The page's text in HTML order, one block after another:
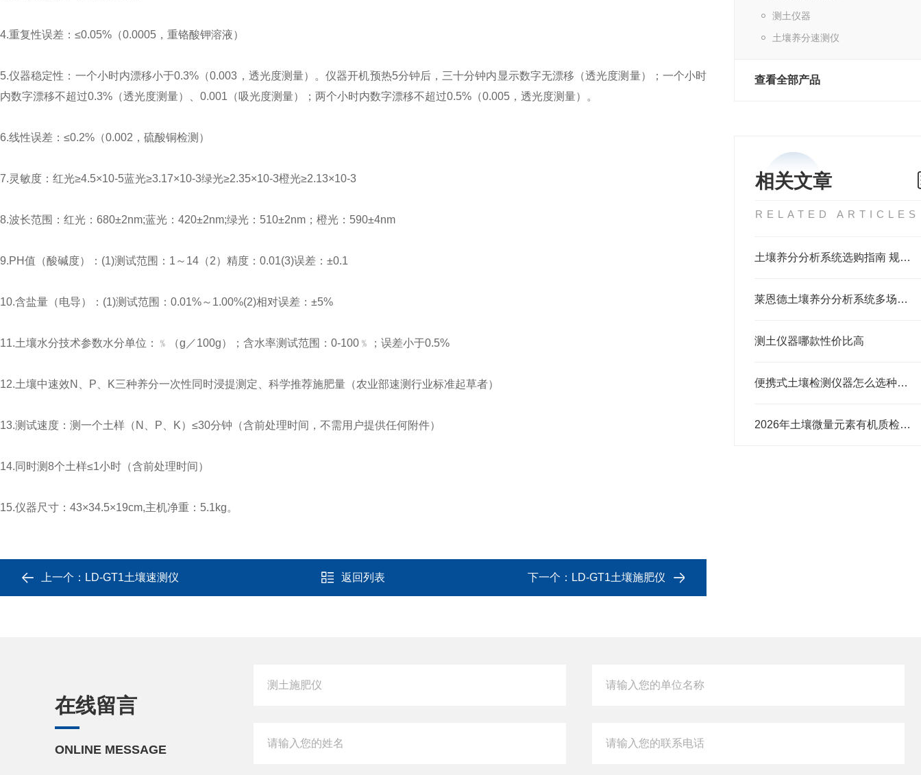
测土仪器
土壤养分速测仪
查看全部产品
相关文章
RELATED ARTICLES
土壤养分分析系统选购指南 规模化种植基地农技服务中心推荐选用
莱恩德土壤养分分析系统多场景适配及选购指南
测土仪器哪款性价比高
便携式土壤检测仪器怎么选种植基地推荐选用攻略
2026年土壤微量元素有机质检测仪品牌排名发布，莱恩德前景广泛
4.重复性误差：≤0.05%（0.0005，重铬酸钾溶液）
5.仪器稳定性：一个小时内漂移小于0.3%（0.003，透光度测量）。仪器开机预热5分钟后，三十分钟内显示数字无漂移（透光度测量）；一个小时
内数字漂移不超过0.3%（透光度测量）、0.001（吸光度测量）；两个小时内数字漂移不超过0.5%（0.005，透光度测量）。
6.线性误差：≤0.2%（0.002，硫酸铜检测）
7.灵敏度：红光≥4.5×10-5蓝光≥3.17×10-3绿光≥2.35×10-3橙光≥2.13×10-3
8.波长范围：红光：680±2nm;蓝光：420±2nm;绿光：510±2nm；橙光：590±4nm
9.PH值（酸碱度）：(1)测试范围：1～14（2）精度：0.01(3)误差：±0.1
10.含盐量（电导）：(1)测试范围：0.01%～1.00%(2)相对误差：±5%
11.土壤水分技术参数水分单位：﹪（g／100g）；含水率测试范围：0-100﹪；误差小于0.5%
12.土壤中速效N、P、K三种养分一次性同时浸提测定、科学推荐施肥量（农业部速测行业标准起草者）
13.测试速度：测一个土样（N、P、K）≤30分钟（含前处理时间，不需用户提供任何附件）
14.同时测8个土样≤1小时（含前处理时间）
15.仪器尺寸：43×34.5×19cm,主机净重：5.1kg。
上一个： LD-GT1土壤速测仪 返回列表 下一个： LD-GT1土壤施肥仪
在线留言
ONLINE MESSAGE